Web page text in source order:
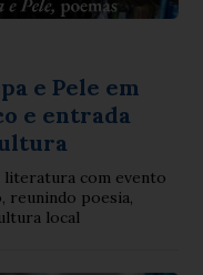
e Pele em
e entrada
literatura com evento
reunindo poesia,
local